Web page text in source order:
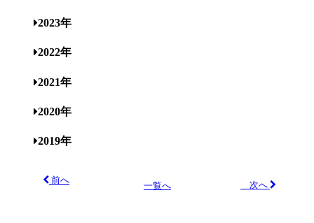
2023年
2022年
2021年
2020年
2019年
前へ
一覧へ 次へ